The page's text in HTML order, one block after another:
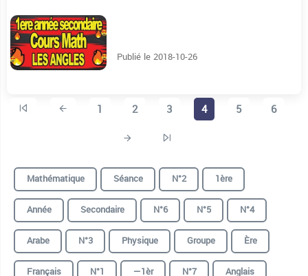
5:29
Publié le 2018-10-26
1 2 3 4 5 6
Mathématique Séance N°2
1ère
Année
Secondaire N°6 N°5
N°4
Arabe
N°3 Physique Groupe
Ère
Français
N°1 —1èr N°7 Anglais